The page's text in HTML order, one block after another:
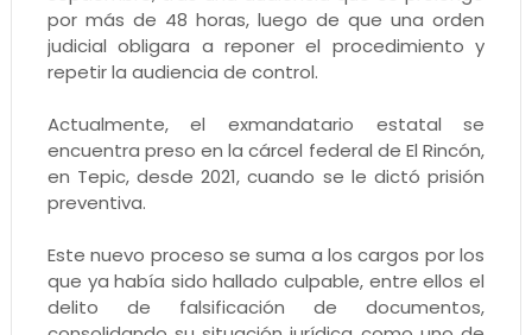
por más de 48 horas, luego de que una orden
judicial obligara a reponer el procedimiento y
repetir la audiencia de control.
Actualmente, el exmandatario estatal se
encuentra preso en la cárcel federal de El Rincón,
en Tepic, desde 2021, cuando se le dictó prisión
preventiva.
Este nuevo proceso se suma a los cargos por los
que ya había sido hallado culpable, entre ellos el
delito de falsificación de documentos,